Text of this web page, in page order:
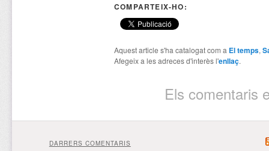
COMPARTEIX-HO:
Aquest article s'ha catalogat com a El temps,
Afegeix a les adreces d'interès l'enllaç.
Els comentaris
DARRERS COMENTARIS